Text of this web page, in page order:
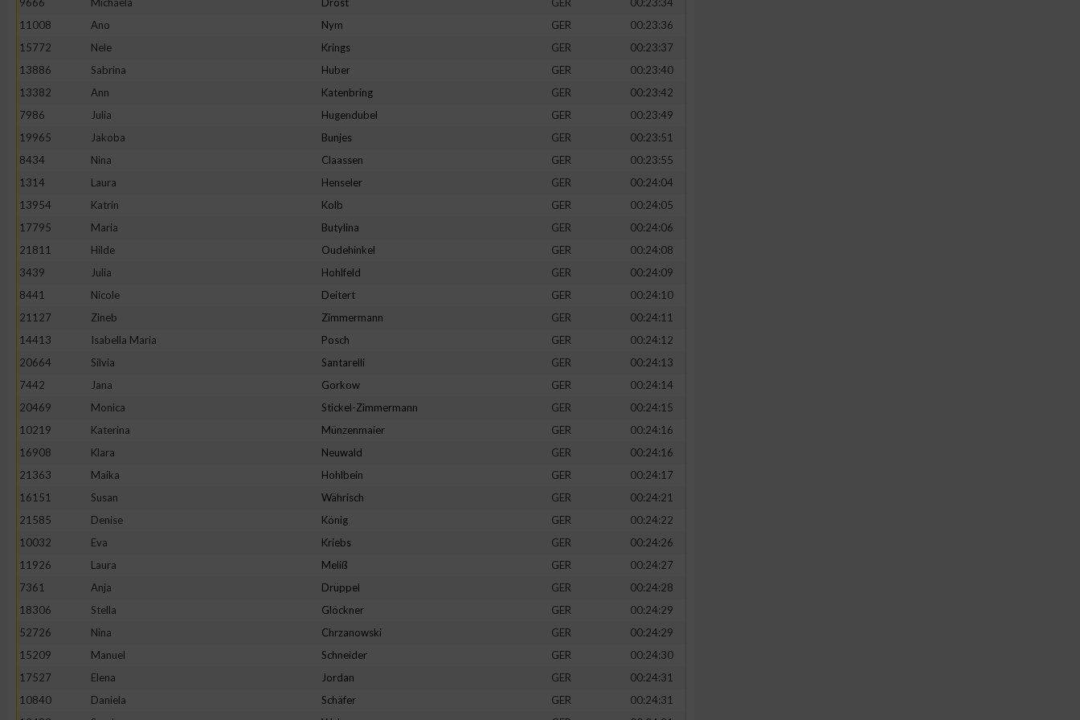
11008
Ano Nym GER
00:23:36
15772
Nele Krings GER
00:23:37
13886
Sabrina Huber GER
00:23:40
13382
Ann Katenbring GER
00:23:42
7986
Julia Hugendubel GER
00:23:49
19965
Jakoba Bunjes GER
00:23:51
8434
Nina Claassen GER
00:23:55
1314
Laura Henseler GER
00:24:04
13954
Katrin Kolb GER
00:24:05
17795
Maria Butylina GER
00:24:06
21811
Hilde Oudehinkel GER
00:24:08
3439
Julia Hohlfeld GER
00:24:09
8441
Nicole Deitert GER
00:24:10
21127
Zineb Zimmermann GER
00:24:11
14413
Isabella Maria Posch GER
00:24:12
20664
Silvia Santarelli GER
00:24:13
7442
Jana Gorkow GER
00:24:14
20469
Monica Stickel-Zimmermann GER
00:24:15
10219
Katerina Münzenmaier GER
00:24:16
16908
Klara Neuwald GER
00:24:16
21363
Maika Hohlbein GER
00:24:17
16151
Susan Währisch GER
00:24:21
21585
Denise König GER
00:24:22
10032
Eva Kriebs GER
00:24:26
11926
Laura Meliß GER
00:24:27
7361
Anja Drüppel GER
00:24:28
18306
Stella Glöckner GER
00:24:29
52726
Nina Chrzanowski GER
00:24:29
15209
Manuel Schneider GER
00:24:30
17527
Elena Jordan GER
00:24:31
10840
Daniela Schäfer GER
00:24:31
Erstellung von Profilen zur Personalisierung von Inhalten
Messung der Werbeleistung
Messung der Performance von Inhalten
Analyse von Zielgruppen durch Statistiken oder Kombinationen von Daten aus
Entwicklung und Verbesserung der Angebote
IAB-Besonderheiten:
Geräte anhand von aktiv angeforderten Informationen identifizieren
Nicht-IAB-Verarbeitungszwecke:
Notwendig
Performance
Funktional